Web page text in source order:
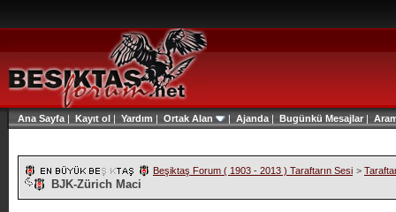
Ana Sayfa | Kayıt ol | Yardım | Ortak Alan | Ajanda | Bugünkü Mesajlar|
Beşiktaş Forum ( 1903 - 2013 ) Taraftarın Sesi >
BJK-Zürich Maci